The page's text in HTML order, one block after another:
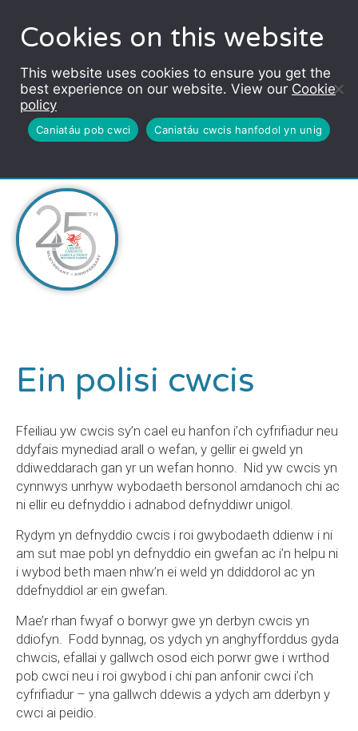
Cookies on this website
This website uses cookies to ensure you get the
best experience on our website. View our Cookie
policy
Caniatáu pob cwci Caniatáu cwcis hanfodol yn unig
Ein polisi cwcis
Ffeiliau yw cwcis sy’n cael eu hanfon i’ch cyfrifiadur neu
ddyfais mynediad arall o wefan, y gellir ei gweld yn
ddiweddarach gan yr un wefan honno. Nid yw cwcis yn
cynnwys unrhyw wybodaeth bersonol amdanoch chi ac
ni ellir eu defnyddio i adnabod defnyddiwr unigol.
Rydym yn defnyddio cwcis i roi gwybodaeth ddienw i ni
am sut mae pobl yn defnyddio ein gwefan ac i’n helpu ni
i wybod beth maen nhw’n ei weld yn ddiddorol ac yn
ddefnyddiol ar ein gwefan.
Mae’r rhan fwyaf o borwyr gwe yn derbyn cwcis yn
ddiofyn. Fodd bynnag, os ydych yn anghyfforddus gyda
chwcis, efallai y gallwch osod eich porwr gwe i wrthod
pob cwci neu i roi gwybod i chi pan anfonir cwci i’ch
cyfrifiadur – yna gallwch ddewis a ydych am dderbyn y
cwci ai peidio.